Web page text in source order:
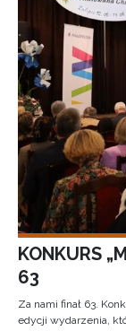
KONKURS
63
Za nami finał 63.
edycji wydarzenia,